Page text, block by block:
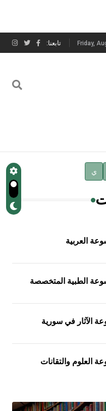
Friday, تابعنا:
ي
العربية
الطبية المتخصصة
الآثار في سورية
العلوم والتقانات